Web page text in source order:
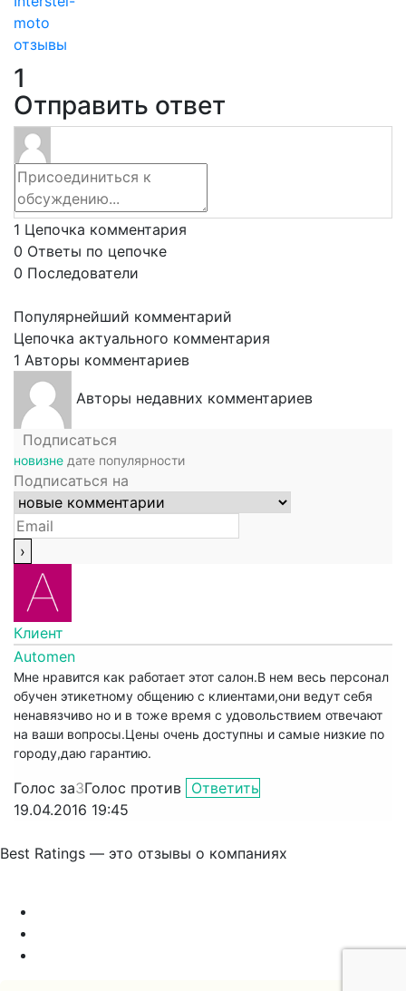
moto
отзывы
1
Отправить ответ
1 Цепочка комментария
0 Ответы по цепочке
0 Последователи
Популярнейший комментарий
Цепочка актуального комментария
1 Авторы комментариев
Авторы недавних комментариев
Подписаться
новизне дате популярности
Подписаться на
Клиент
Automen
Мне нравится как работает этот салон.В нем весь персонал
обучен этикетному общению с клиентами,они ведут себя
ненавязчиво но и в тоже время с удовольствием отвечают
на ваши вопросы.Цены очень доступны и самые низкие по
городу,даю гарантию.
Голос за3Голос против Ответить
19.04.2016 19:45
Best Ratings — это отзывы о компаниях